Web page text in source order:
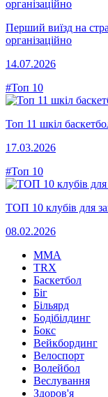
Перший виїзд на
організаційно
14.07.2026
#Топ 10
Топ 11 шкіл
17.03.2026
#Топ 10
ТОП 10 клубів для
08.02.2026
MMA
TRX
Баскетбол
Біг
Більярд
Бодібілдинг
Бокс
Вейкбординг
Велоспорт
Волейбол
Веслування
Здоров'я